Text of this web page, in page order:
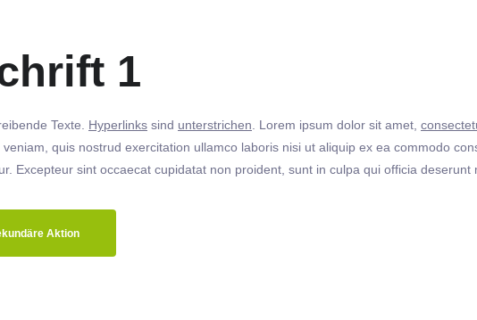
1
Texte. Hyperlinks sind unterstrichen . Lorem ipsum dolor sit amet,
quis nostrud exercitation ullamco laboris nisi ut aliquip ex ea commodo
Excepteur sint occaecat cupidatat non proident, sunt in culpa qui officia
Aktion